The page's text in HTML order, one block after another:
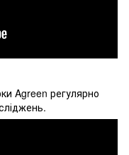
Agreen регулярно